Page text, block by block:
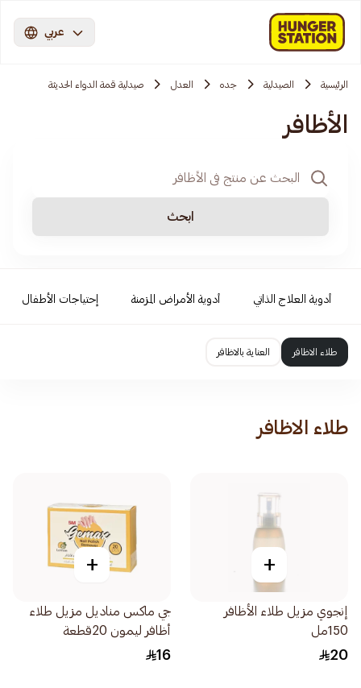
عربي
الرئيسية الصيدلية جده العدل صيدلية قمة الدواء الحديثة
الأظافر
ابحث
أدوية العلاج الذاتي أدوية الأمراض المزمنة إحتياجات الأطفال
طلاء الاظافر العناية بالاظافر
طلاء الاظافر
+
إنجوي مزيل طلاء الأظافر
150مل
20
+
جي ماكس مناديل مزيل طلاء
أظافر ليمون 20قطعة
16